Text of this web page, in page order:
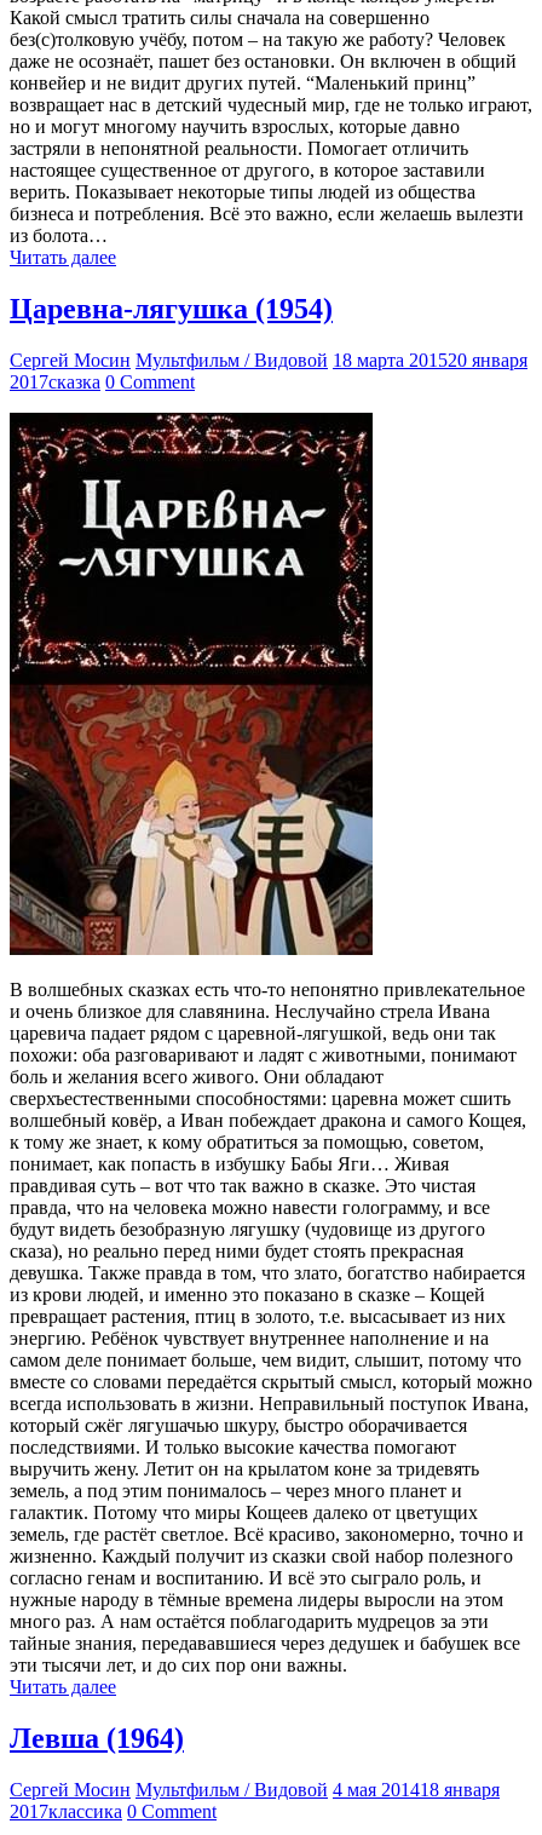
Какой смысл тратить силы сначала на совершенно
без(с)толковую учёбу, потом – на такую же работу? Человек
даже не осознаёт, пашет без остановки. Он включен в общий
конвейер и не видит других путей. “Маленький принц”
возвращает нас в детский чудесный мир, где не только играют,
но и могут многому научить взрослых, которые давно
застряли в непонятной реальности. Помогает отличить
настоящее существенное от другого, в которое заставили
верить. Показывает некоторые типы людей из общества
бизнеса и потребления. Всё это важно, если желаешь вылезти
из болота…
Читать далее
Царевна-лягушка (1954)
Сергей Мосин Мультфильм / Видовой 18 марта 201520 января
2017сказка 0 Comment
В волшебных сказках есть что-то непонятно привлекательное
и очень близкое для славянина. Неслучайно стрела Ивана
царевича падает рядом с царевной-лягушкой, ведь они так
похожи: оба разговаривают и ладят с животными, понимают
боль и желания всего живого. Они обладают
сверхъестественными способностями: царевна может сшить
волшебный ковёр, а Иван побеждает дракона и самого Кощея,
к тому же знает, к кому обратиться за помощью, советом,
понимает, как попасть в избушку Бабы Яги… Живая
правдивая суть – вот что так важно в сказке. Это чистая
правда, что на человека можно навести голограмму, и все
будут видеть безобразную лягушку (чудовище из другого
сказа), но реально перед ними будет стоять прекрасная
девушка. Также правда в том, что злато, богатство набирается
из крови людей, и именно это показано в сказке – Кощей
превращает растения, птиц в золото, т.е. высасывает из них
энергию. Ребёнок чувствует внутреннее наполнение и на
самом деле понимает больше, чем видит, слышит, потому что
вместе со словами передаётся скрытый смысл, который можно
всегда использовать в жизни. Неправильный поступок Ивана,
который сжёг лягушачью шкуру, быстро оборачивается
последствиями. И только высокие качества помогают
выручить жену. Летит он на крылатом коне за тридевять
земель, а под этим понималось – через много планет и
галактик. Потому что миры Кощеев далеко от цветущих
земель, где растёт светлое. Всё красиво, закономерно, точно и
жизненно. Каждый получит из сказки свой набор полезного
согласно генам и воспитанию. И всё это сыграло роль, и
нужные народу в тёмные времена лидеры выросли на этом
много раз. А нам остаётся поблагодарить мудрецов за эти
тайные знания, передававшиеся через дедушек и бабушек все
эти тысячи лет, и до сих пор они важны.
Читать далее
Левша (1964)
Сергей Мосин Мультфильм / Видовой 4 мая 201418 января
2017классика 0 Comment